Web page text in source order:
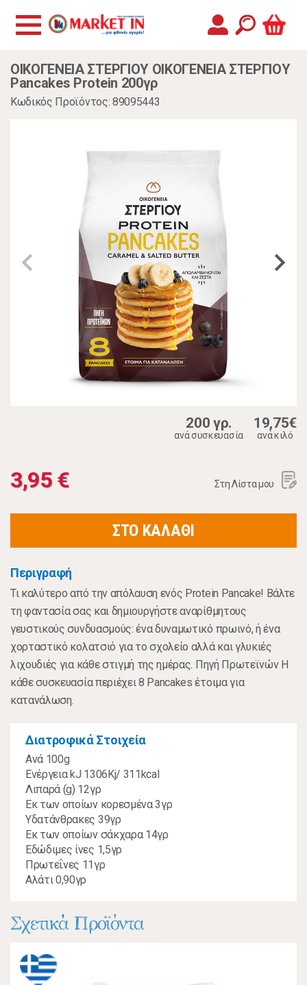
ΟΙΚΟΓΕΝΕΙΑ ΣΤΕΡΓΙΟΥ ΟΙΚΟΓΕΝΕΙΑ ΣΤΕΡΓΙΟΥ
Pancakes Protein 200γρ
Κωδικός Προϊόντος: 89095443
200 γρ.
ανά συσκευασία
19,75€
ανά κιλό
3,95 € Στη Λίστα μου
ΣΤΟ ΚΑΛΑΘΙ
Περιγραφή
Τι καλύτερο από την απόλαυση ενός Protein Pancake! Βάλτε
τη φαντασία σας και δημιουργήστε αναρίθμητους
γευστικούς συνδυασμούς: ένα δυναμωτικό πρωινό, ή ένα
χορταστικό κολατσιό για το σχολείο αλλά και γλυκιές
λιχουδιές για κάθε στιγμή της ημέρας. Πηγή Πρωτεϊνών Η
κάθε συσκευασία περιέχει 8 Pancakes έτοιμα για
κατανάλωση.
Διατροφικά Στοιχεία
Ανά 100g
Ενέργεια kJ 1306Kj/ 311kcal
Λιπαρά (g) 12γρ
Εκ των οποίων κορεσμένα 3γρ
Υδατάνθρακες 39γρ
Εκ των οποίων σάκχαρα 14γρ
Εδώδιμες ίνες 1,5γρ
Πρωτεΐνες 11γρ
Αλάτι 0,90γρ
Σχετικά Προϊόντα